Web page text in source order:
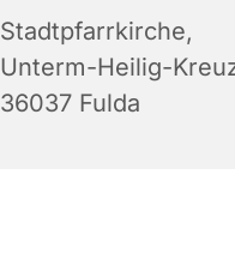
Stadtpfarrkirche,
Unterm-Heilig-
36037 Fulda